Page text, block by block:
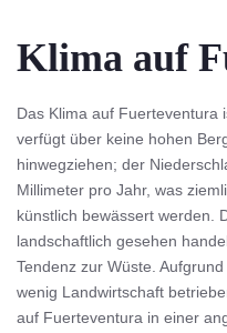
Klima auf
Das Klima auf Fuerteventura
verfügt über keine hohen
hinwegziehen; der
Millimeter pro Jahr, was
künstlich bewässert werden.
landschaftlich gesehen
Tendenz zur Wüste.
wenig Landwirtschaft
auf Fuerteventura in einer